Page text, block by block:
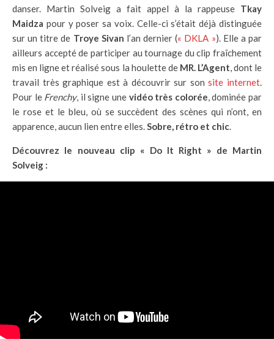
danser. Martin Solveig a fait appel à la rappeuse Tkay
Maidza pour y poser sa voix. Celle-ci s’était déjà distinguée
sur un titre de Troye Sivan l’an dernier (« DKLA »). Elle a par
ailleurs accepté de participer au tournage du clip fraîchement
mis en ligne et réalisé sous la houlette de MR. L’Agent, dont le
travail très graphique est à découvrir sur sonsite internet.
Pour le Frenchy, il signe une vidéo très colorée, dominée par
le rose et le bleu, où se succèdent des scènes qui n’ont, en
apparence, aucun lien entre elles.Sobre, rétro et chic.
Découvrez le nouveau clip « Do It Right » de Martin
Solveig :